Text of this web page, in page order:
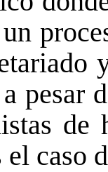
pesar
de
caso